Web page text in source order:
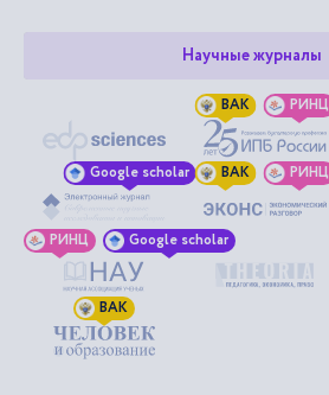
Научные журналы
ВАК РИНЦ
Google scholar ВАК РИНЦ
РИНЦ Google scholar
ВАК